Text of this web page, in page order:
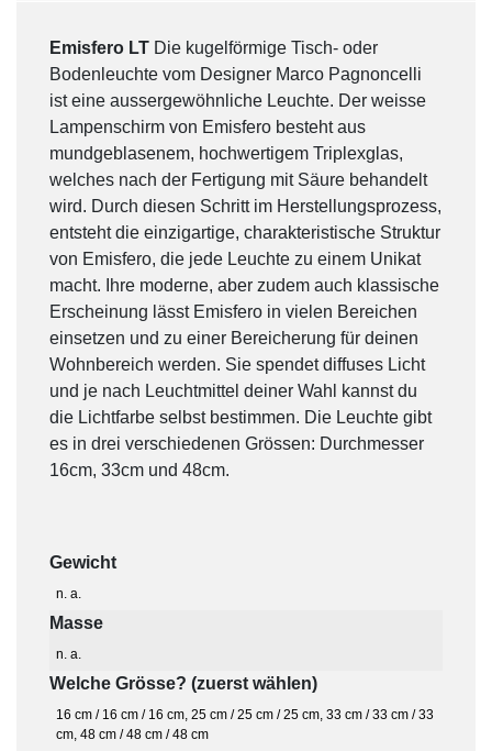
Emisfero LT Die kugelförmige Tisch- oder
Bodenleuchte vom Designer Marco Pagnoncelli
ist eine aussergewöhnliche Leuchte. Der weisse
Lampenschirm von Emisfero besteht aus
mundgeblasenem, hochwertigem Triplexglas,
welches nach der Fertigung mit Säure behandelt
wird. Durch diesen Schritt im Herstellungsprozess,
entsteht die einzigartige, charakteristische Struktur
von Emisfero, die jede Leuchte zu einem Unikat
macht. Ihre moderne, aber zudem auch klassische
Erscheinung lässt Emisfero in vielen Bereichen
einsetzen und zu einer Bereicherung für deinen
Wohnbereich werden. Sie spendet diffuses Licht
und je nach Leuchtmittel deiner Wahl kannst du
die Lichtfarbe selbst bestimmen. Die Leuchte gibt
es in drei verschiedenen Grössen: Durchmesser
16cm, 33cm und 48cm.
Gewicht
n. a.
Masse
n. a.
Welche Grösse? (zuerst wählen)
16 cm / 16 cm / 16 cm, 25 cm / 25 cm / 25 cm, 33 cm / 33 cm / 33
cm, 48 cm / 48 cm / 48 cm